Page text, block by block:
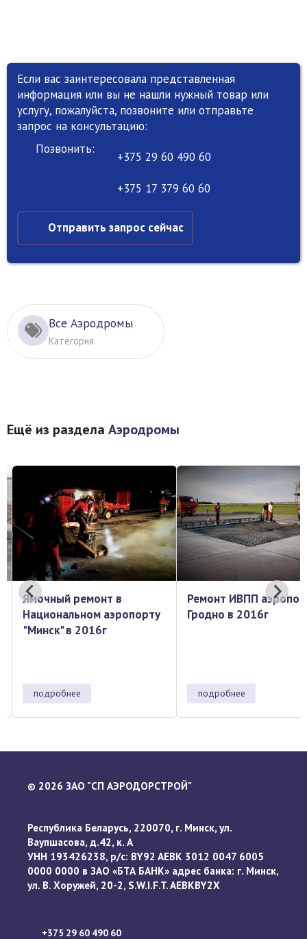
Если вас заинтересовала представленная
информация или вы не нашли нужный товар или
услугу, пожалуйста, позвоните или отправьте
запрос на консультацию:
Позвонить:
+375 29 60 490 60
+375 17 379 60 60
Отправить запрос сейчас
Все Аэродромы
Категория
Ещё из раздела Аэродромы
Ремонт ИВПП аэропорт
Гродно в 2016г
подробнее
«Национальный
«Минск» - 2014 год
подробнее
© 2026 ЗАО "СП АЭРОДОРСТРОЙ"
Республика Беларусь, 220070, г. Минск, ул.
Ваупшасова, д.42, к. А
УНН 193426238, р/с: BY92 AEBK 3012 0047 6005
0000 0000 в ЗАО «БТА БАНК» адрес банка: г. Минск,
ул. В. Хоружей, 20-2, S.W.I.F.T. AEBKBY2X
+375 29 60 490 60